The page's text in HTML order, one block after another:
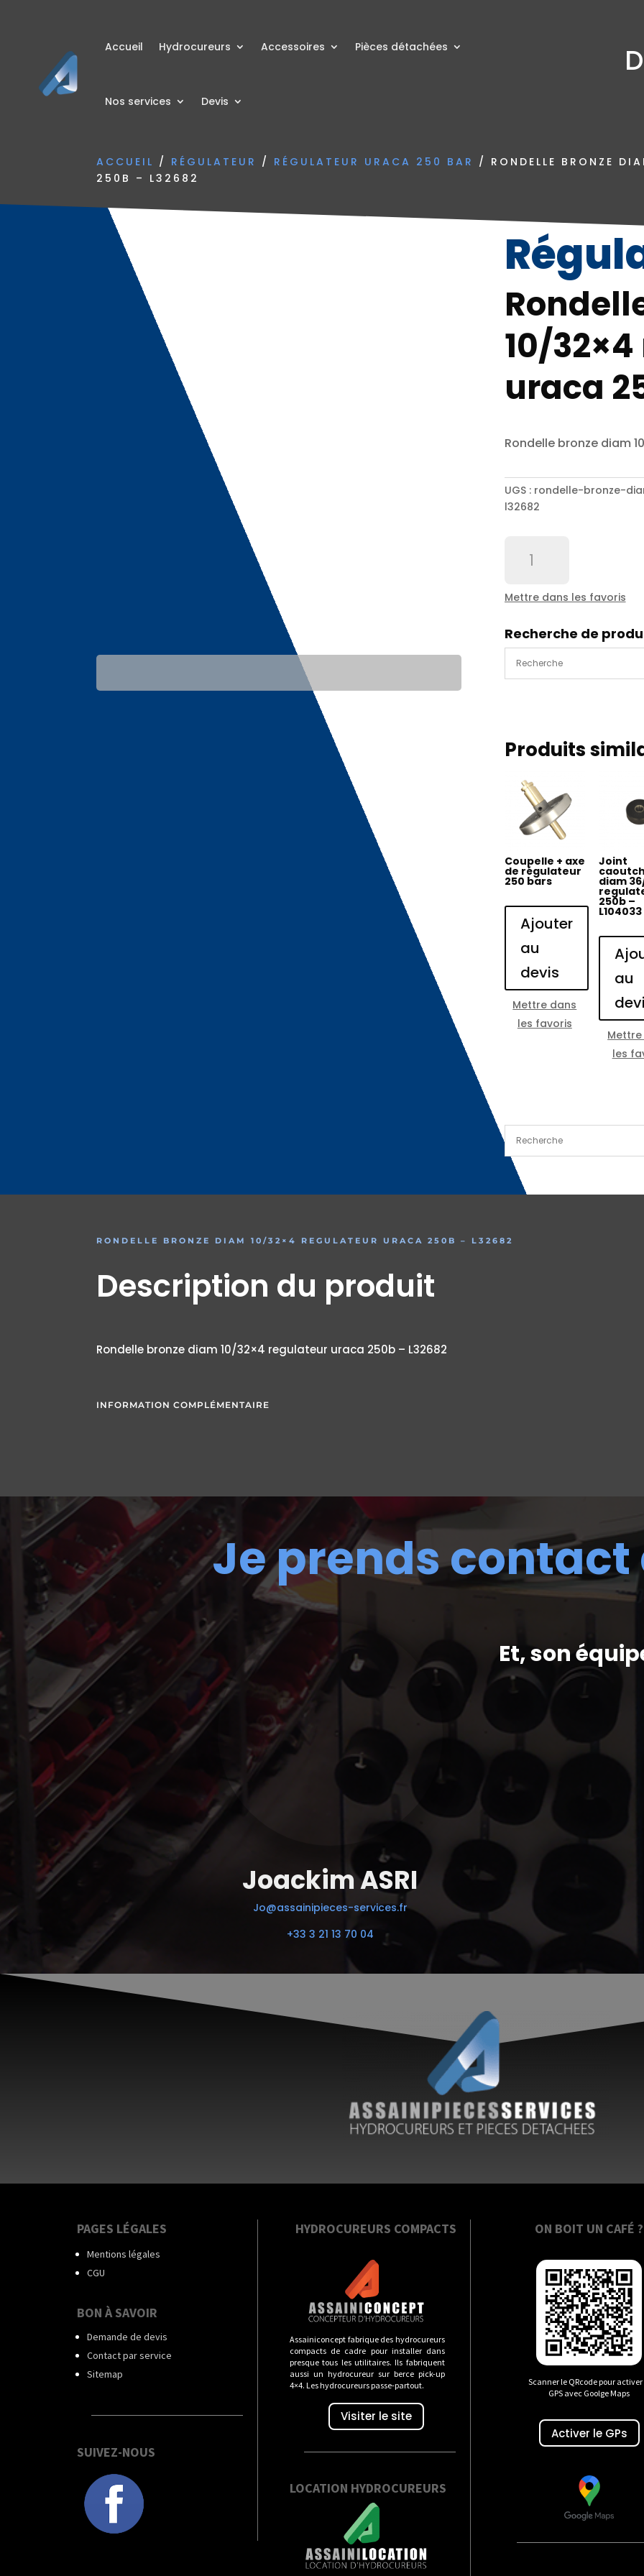
Accueil Hydrocureurs Accessoires Pièces détachées
Nos services Devis
ACCUEIL / RÉGULATEUR / RÉGULATEUR URACA 250 BAR / RONDELLE BRONZE
250B – L32682
10/
uraca
Rondelle bronze diam
UGS : rondelle-bronze-
l32682
bronze
10/32x4
regulateur
uraca
250b
Mettre dans les favoris
Recherche de
Produits
Coupelle + axe
de régulateur
250 bars
Ajouter
au
devis
Mettre dans
les favoris
Joint
diam
250b –
L104033
au
les
RONDELLE BRONZE DIAM 10/32×4 REGULATEUR URACA 250B – L32682
Description du produit
Rondelle bronze diam 10/32×4 regulateur uraca 250b – L32682
INFORMATION COMPLÉMENTAIRE
Je prends contact
Joackim ASRI
Jo@assainipieces-services.fr
+33 3 21 13 70 04
Et, son
PAGES LÉGALES
Mentions légales
CGU
BON À SAVOIR
Demande de devis
Contact par service
Sitemap
SUIVEZ-NOUS
HYDROCUREURS COMPACTS
Assainiconcept fabrique des hydrocureurs
compacts de cadre pour installer dans
presque tous les utilitaires. Ils fabriquent
aussi un hydrocureur sur berce pick-up
4×4. Les hydrocureurs passe-partout.
Visiter le site
LOCATION HYDROCUREURS
ON BOIT UN CAFÉ ?
Scanner le QRcode pour activer
GPS avec Goolge Maps
Activer le GPs